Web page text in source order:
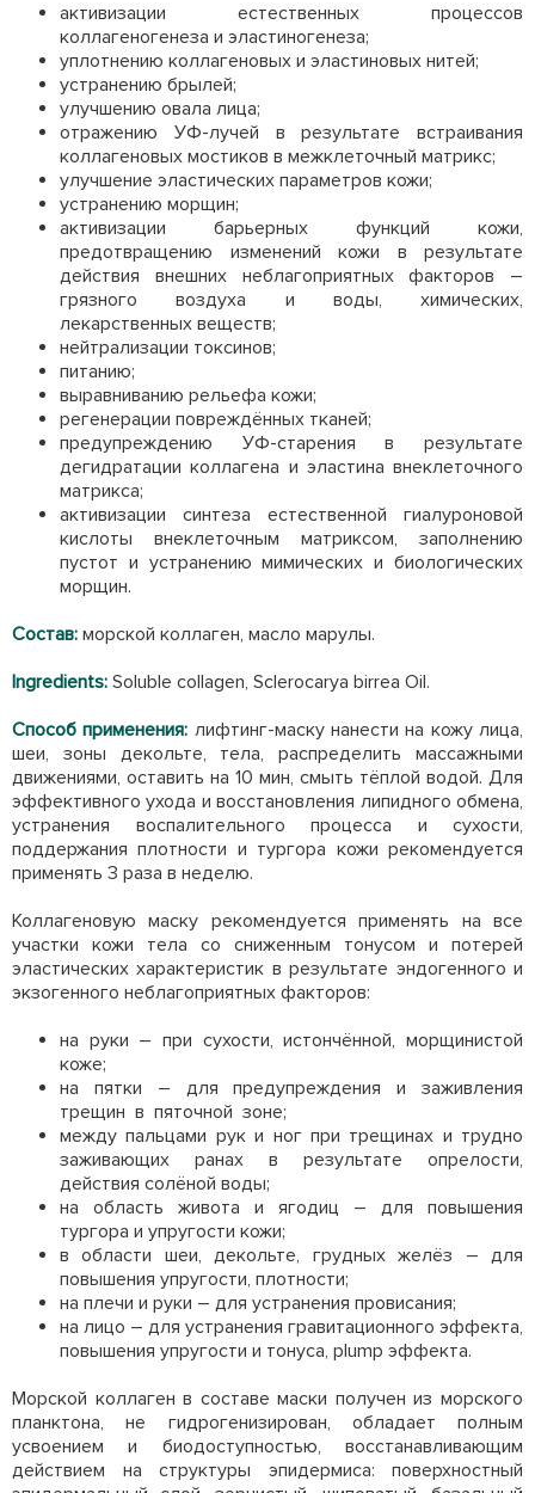
активизации естественных процессов
коллагеногенеза и эластиногенеза;
уплотнению коллагеновых и эластиновых нитей;
устранению брылей;
улучшению овала лица;
отражению УФ-лучей в результате встраивания
коллагеновых мостиков в межклеточный матрикс;
улучшение эластических параметров кожи;
устранению морщин;
активизации барьерных функций кожи,
предотвращению изменений кожи в результате
действия внешних неблагоприятных факторов –
грязного воздуха и воды, химических,
лекарственных веществ;
нейтрализации токсинов;
питанию;
выравниванию рельефа кожи;
регенерации повреждённых тканей;
предупреждению УФ-старения в результате
дегидратации коллагена и эластина внеклеточного
матрикса;
активизации синтеза естественной гиалуроновой
кислоты внеклеточным матриксом, заполнению
пустот и устранению мимических и биологических
морщин.
Состав: морской коллаген, масло марулы.
Ingredients: Soluble collagen, Sclerocarya birrea Oil.
Способ применения: лифтинг-маску нанести на кожу лица,
шеи, зоны декольте, тела, распределить массажными
движениями, оставить на 10 мин, смыть тёплой водой. Для
эффективного ухода и восстановления липидного обмена,
устранения воспалительного процесса и сухости,
поддержания плотности и тургора кожи рекомендуется
применять 3 раза в неделю.
Коллагеновую маску рекомендуется применять на все
участки кожи тела со сниженным тонусом и потерей
эластических характеристик в результате эндогенного и
экзогенного неблагоприятных факторов:
на руки – при сухости, истончённой, морщинистой
коже;
на пятки – для предупреждения и заживления
трещин в пяточной зоне;
между пальцами рук и ног при трещинах и трудно
заживающих ранах в результате опрелости,
действия солёной воды;
на область живота и ягодиц – для повышения
тургора и упругости кожи;
в области шеи, декольте, грудных желёз – для
повышения упругости, плотности;
на плечи и руки – для устранения провисания;
на лицо – для устранения гравитационного эффекта,
повышения упругости и тонуса, plump эффекта.
Морской коллаген в составе маски получен из морского
планктона, не гидрогенизирован, обладает полным
усвоением и биодоступностью, восстанавливающим
действием на структуры эпидермиса: поверхностный